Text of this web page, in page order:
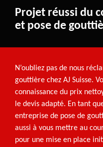
Projet réussi du
et pose de
N’oubliez pas de nous
gouttière chez AJ Suisse.
connaissance du prix
le devis adapté. En tant
entreprise de pose de
aussi à vous mettre au
pour une mise en place